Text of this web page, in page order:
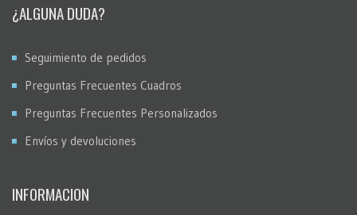
¿ALGUNA DUDA?
Seguimiento de pedidos
Preguntas Frecuentes Cuadros
Preguntas Frecuentes Personalizados
Envíos y devoluciones
INFORMACION